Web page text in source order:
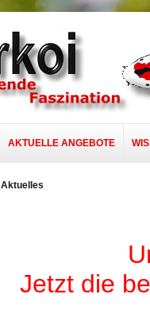
AKTUELLE ANGEBOTE
Aktuelles
Jetzt die